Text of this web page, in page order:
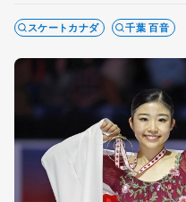
スケートカナダ 千葉 百音